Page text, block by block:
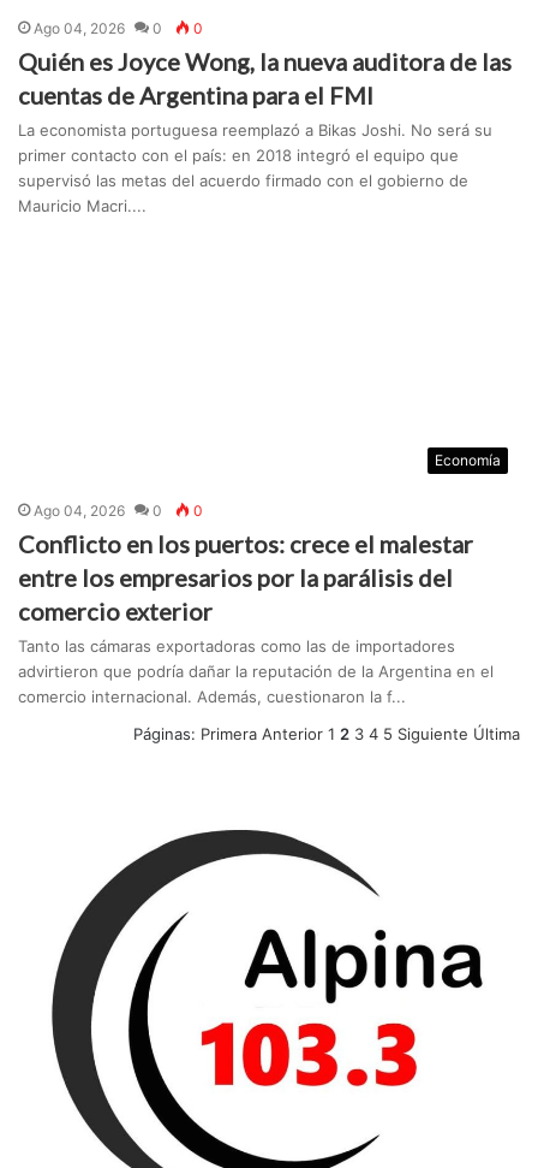
Ago 04, 2026 0 0
Quién es Joyce Wong, la nueva auditora de las
cuentas de Argentina para el FMI
La economista portuguesa reemplazó a Bikas Joshi. No será su
primer contacto con el país: en 2018 integró el equipo que
supervisó las metas del acuerdo firmado con el gobierno de
Mauricio Macri....
Economía
Ago 04, 2026 0 0
Conflicto en los puertos: crece el malestar
entre los empresarios por la parálisis del
comercio exterior
Tanto las cámaras exportadoras como las de importadores
advirtieron que podría dañar la reputación de la Argentina en el
comercio internacional. Además, cuestionaron la f...
Páginas: Primera Anterior 1 2 3 4 5 Siguiente Última